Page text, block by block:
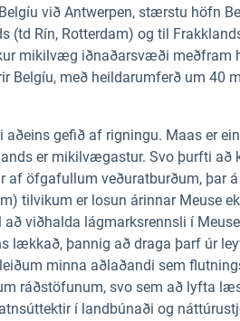
við Antwerpen, stærstu höfn
(td Rín, Rotterdam) og til
mikilvæg iðnaðarsvæði meðfram
með heildarumferð um 40
gefið af rigningu. Maas er
er mikilvægastur. Svo þurfti að
öfgafullum veðuratburðum, þar
tilvikum er losun árinnar Meuse
viðhalda lágmarksrennsli í
lækkað, þannig að draga þarf úr
minna aðlaðandi sem
ráðstöfunum, svo sem að lyfta
í landbúnaði og